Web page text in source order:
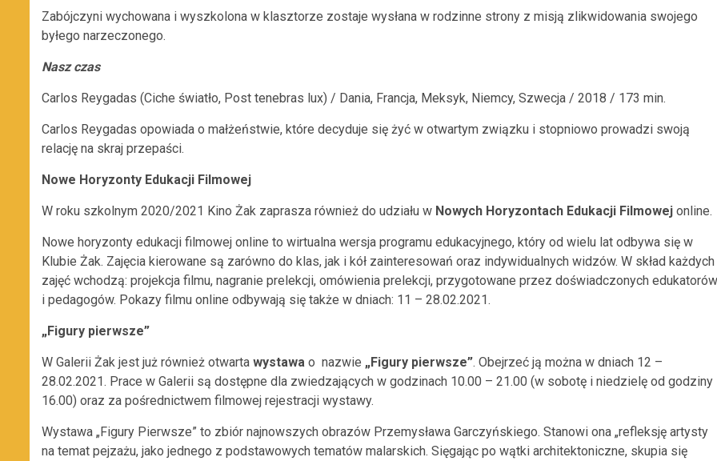
Zabójczyni wychowana i wyszkolona w klasztorze zostaje wysłana w rodzinne strony z misją zlikwidowania swojego
byłego narzeczonego.
Nasz czas
Carlos Reygadas (Ciche światło, Post tenebras lux) / Dania, Francja, Meksyk, Niemcy, Szwecja / 2018 / 173 min.
Carlos Reygadas opowiada o małżeństwie, które decyduje się żyć w otwartym związku i stopniowo prowadzi swoją
relację na skraj przepaści.
Nowe Horyzonty Edukacji Filmowej
W roku szkolnym 2020/2021 Kino Żak zaprasza również do udziału w Nowych Horyzontach Edukacji Filmowej online.
Nowe horyzonty edukacji filmowej online to wirtualna wersja programu edukacyjnego, który od wielu lat odbywa się w
Klubie Żak. Zajęcia kierowane są zarówno do klas, jak i kół zainteresowań oraz indywidualnych widzów. W skład każdych
zajęć wchodzą: projekcja filmu, nagranie prelekcji, omówienia prelekcji, przygotowane przez doświadczonych edukatorów
i pedagogów. Pokazy filmu online odbywają się także w dniach: 11 – 28.02.2021.
„Figury pierwsze”
W Galerii Żak jest już również otwarta wystawa o nazwie „Figury pierwsze”. Obejrzeć ją można w dniach 12 –
28.02.2021. Prace w Galerii są dostępne dla zwiedzających w godzinach 10.00 – 21.00 (w sobotę i niedzielę od godziny
16.00) oraz za pośrednictwem filmowej rejestracji wystawy.
Wystawa „Figury Pierwsze” to zbiór najnowszych obrazów Przemysława Garczyńskiego. Stanowi ona „refleksję artysty
na temat pejzażu, jako jednego z podstawowych tematów malarskich. Sięgając po wątki architektoniczne, skupia się